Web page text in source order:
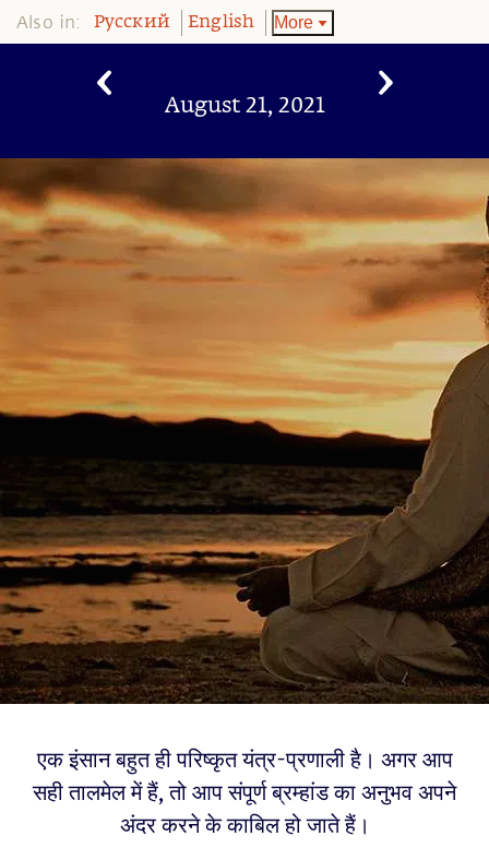
Also in: Pусский English More
August 21, 2021
एक इंसान बहुत ही परिष्कृत यंत्र-प्रणाली है। अगर आप
सही तालमेल में हैं, तो आप संपूर्ण ब्रम्हांड का अनुभव अपने
अंदर करने के काबिल हो जाते हैं।